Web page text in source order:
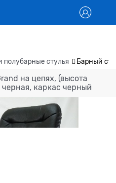
полубарные стулья Барный
на цепях, (высота
каркас черный